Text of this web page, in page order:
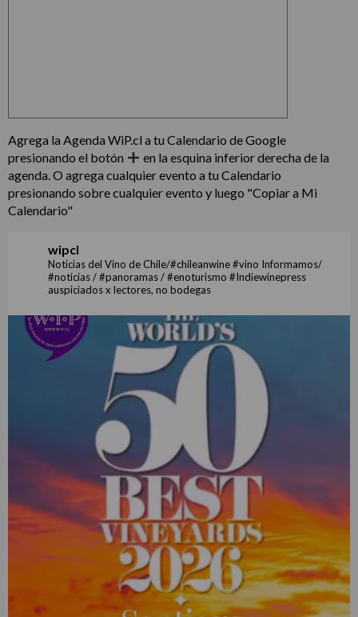
Agrega la Agenda WiP.cl a tu Calendario de Google
presionando el botón
en la esquina inferior derecha de la
agenda. O agrega cualquier evento a tu Calendario
presionando sobre cualquier evento y luego "Copiar a Mi
Calendario"
wipcl
Noticias del Vino de Chile/#chileanwine #vino Informamos/
#noticias / #panoramas / #enoturismo #Indiewinepress
auspiciados x lectores, no bodegas